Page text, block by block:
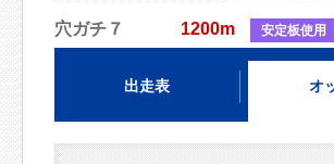
穴ガチ７ 1200m 安定板使用
出走表 オ